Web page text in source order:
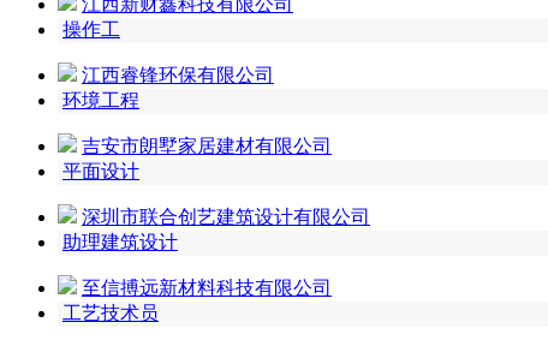
操作工
江西睿锋环保有限公司
环境工程
吉安市朗墅家居建材有限公司
平面设计
深圳市联合创艺建筑设计有限公司
助理建筑设计
至信搏远新材料科技有限公司
工艺技术员